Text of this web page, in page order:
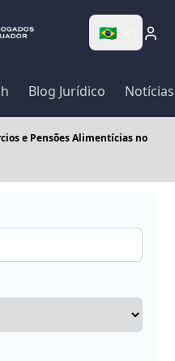
🇧🇷
Blog Jurídico Notícias
e Pensões Alimentícias no